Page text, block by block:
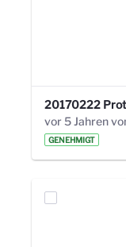
GENEHMIGT